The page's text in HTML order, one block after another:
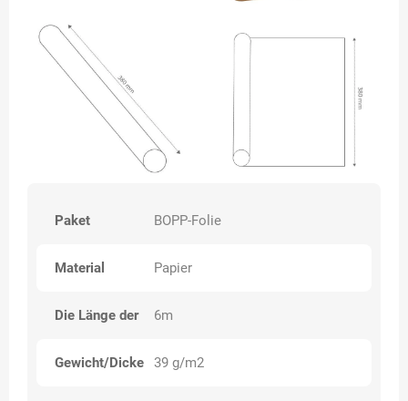
Paket BOPP-Folie
Material Papier
Die Länge der 6m
Gewicht/Dicke 39 g/m2